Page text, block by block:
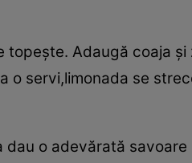
Adaugă coaja şi
o servi,limonada se
dau o adevărată